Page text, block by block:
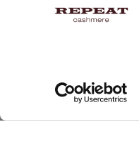
ACHAT